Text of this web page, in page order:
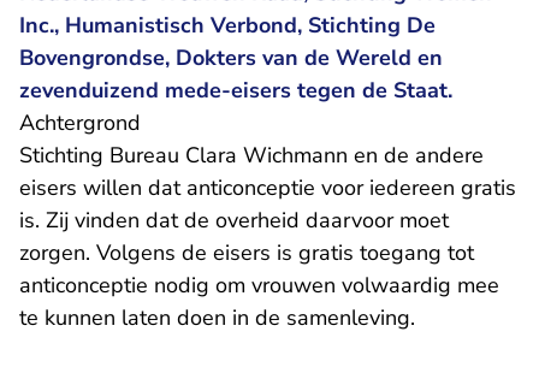
Inc., Humanistisch Verbond, Stichting De
Bovengrondse, Dokters van de Wereld en
zevenduizend mede-eisers tegen de Staat.
Achtergrond
Stichting Bureau Clara Wichmann en de andere
eisers willen dat anticonceptie voor iedereen gratis
is. Zij vinden dat de overheid daarvoor moet
zorgen. Volgens de eisers is gratis toegang tot
anticonceptie nodig om vrouwen volwaardig mee
te kunnen laten doen in de samenleving.